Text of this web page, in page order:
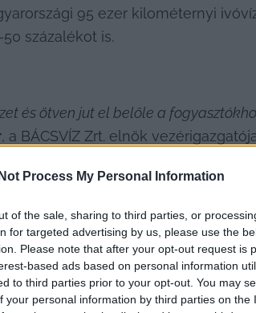
Process My Personal Information
of the sale, sharing to third parties, or
for targeted advertising by us, please use the
Please note that after your opt-out request is
based ads based on personal information
to third parties prior to your opt-out. You may
your personal information by third parties on the
95 ezer kilométernyi
százalékot is.
és ötven jut el belőle a
, a BÁCSVÍZ Zrt. elnök
felvázolt probléma súlyát, ezért
Kecskemét és Ballószög